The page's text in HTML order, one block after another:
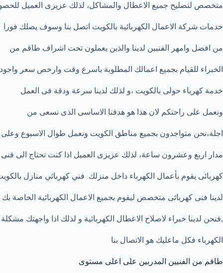
متخصص لتصليح جميع الاعطال والمشاكل، لذلك عزيزى العميل
خدمات شركة الاعمال الكهربائية بالكويت اتصل بنا وسوف يصلك فورا
من افضل وامهر الفنيين لدينا والذين يعملون تحت اشراف طاقم من
الخبراء للقيام بجميع اعمالك المطلوبة باسرع وقت وارخص سعر واجود
خدمة كهرباء حولى بالكويت ،و لذلك لدينا سرعة ودقة فى العمل
ونعمل على راحتكم لان هذا هو هدفنا الاساسى الذى نسعى من
اجلة،نحن متواجدون بجميع مناطق الكويت ونعمل طوال الاسبوع وعلى
مدار اربع وعشرون ساعة، لذلك عزيزى العميل اذا كنت تحتاج الى فنى
كهربائى يقوم بأعمال الكهرباء داخل منزلك فني كهربائي منازل
لدينا فنى كهربائى متخصص ليقوم بجميع الاعمال الكهربائية الخاصة بك
,فنحن لدينا خبراء لاصلاح الاعطال الكهربائية و لذلك اذا واجهتك
الكهرباء فكل ماعليك هو الاتصال بنا
طاقم من الفنيين المدربين على اعلى مستوى